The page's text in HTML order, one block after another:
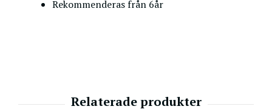
Rekommenderas från 6år